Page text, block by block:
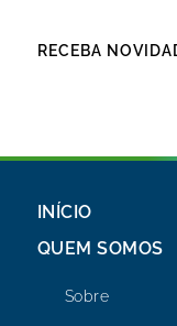
RECEBA
INÍCIO
QUEM SOMOS
Sobre